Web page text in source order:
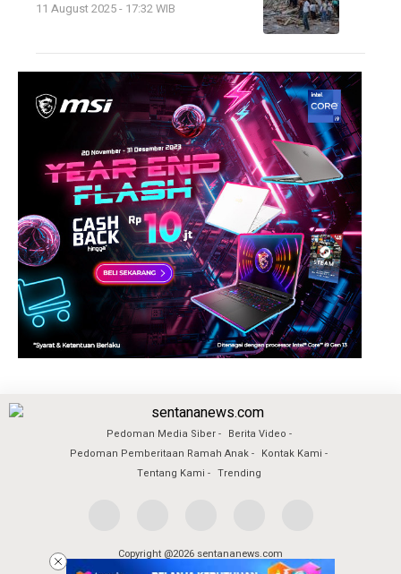
11 August 2025 - 17:32 WIB
Pedoman Media Siber
Berita Video
Pedoman Pemberitaan Ramah Anak
Kontak Kami
Tentang Kami
Trending
Copyright @2026 sentananews.com
All Rights Reserved